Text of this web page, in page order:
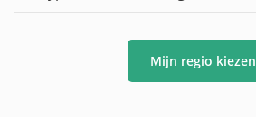
Mijn regio kiezen